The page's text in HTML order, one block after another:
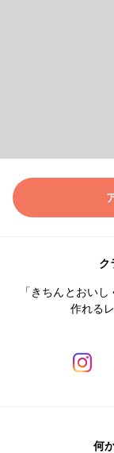
ク
「きちんとおい
作れる
何